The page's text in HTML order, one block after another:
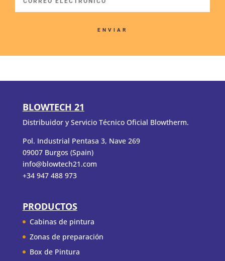
ENVIAR
BLOWTECH 21
Distribuidor y Servicio Técnico Oficial Blowtherm.
Pol. Industrial Pentasa 3, Nave 269
09007 Burgos (Spain)
info@blowtech21.com
+34 947 488 973
PRODUCTOS
Cabinas de pintura
Zonas de preparación
Box de Pintura